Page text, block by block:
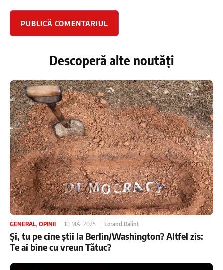
Descoperă alte noutăți
GENERAL, OPINII 10 MAI 2025 Lorand Balint
Și, tu pe cine știi la Berlin/Washington? Altfel zis:
Te ai bine cu vreun Tătuc?